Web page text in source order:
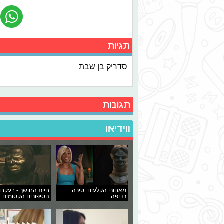
תגיות
סדריק בן שבת
תגובות
ווידיאו
מאחורי הקלעים: טירה
רדופה
חיית החושך -
הסיפורים הקסומים